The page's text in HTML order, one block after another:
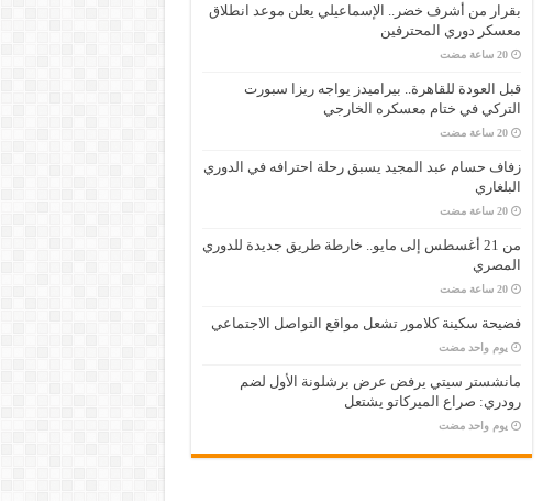
بقرار من أشرف خضر.. الإسماعيلي يعلن موعد انطلاق
معسكر دوري المحترفين
‏20 ساعة مضت
قبل العودة للقاهرة.. بيراميدز يواجه ريزا سبورت
التركي في ختام معسكره الخارجي
‏20 ساعة مضت
زفاف حسام عبد المجيد يسبق رحلة احترافه في الدوري
البلغاري
‏20 ساعة مضت
من 21 أغسطس إلى مايو.. خارطة طريق جديدة للدوري
المصري
‏20 ساعة مضت
فضيحة سكينة كلامور تشعل مواقع التواصل الاجتماعي
‏يوم واحد مضت
مانشستر سيتي يرفض عرض برشلونة الأول لضم
رودري: صراع الميركاتو يشتعل
‏يوم واحد مضت